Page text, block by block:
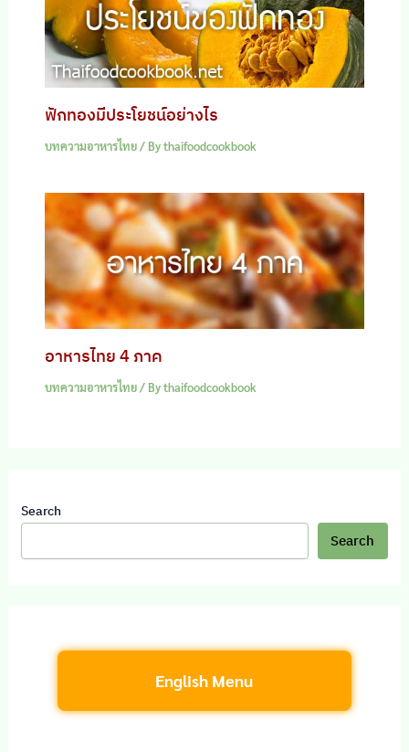
ฟักทองมีประโยชน์อย่างไร
บทความอาหารไทย/ Bythaifoodcookbook
อาหารไทย 4 ภาค
บทความอาหารไทย/ Bythaifoodcookbook
Search
Search
English Menu